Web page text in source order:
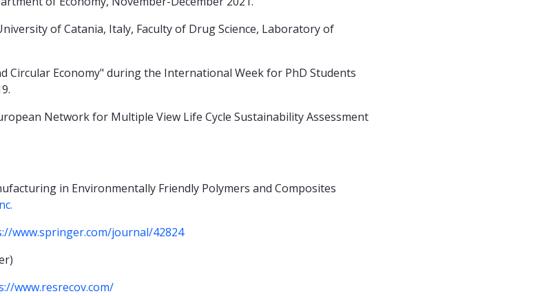
of Catania, Italy, Faculty of Drug Science, Laboratory of
Circular Economy" during the International Week for PhD Students
Network for Multiple View Life Cycle Sustainability Assessment
in Environmentally Friendly Polymers and Composites
www.springer.com/journal/42824
www.resrecov.com/